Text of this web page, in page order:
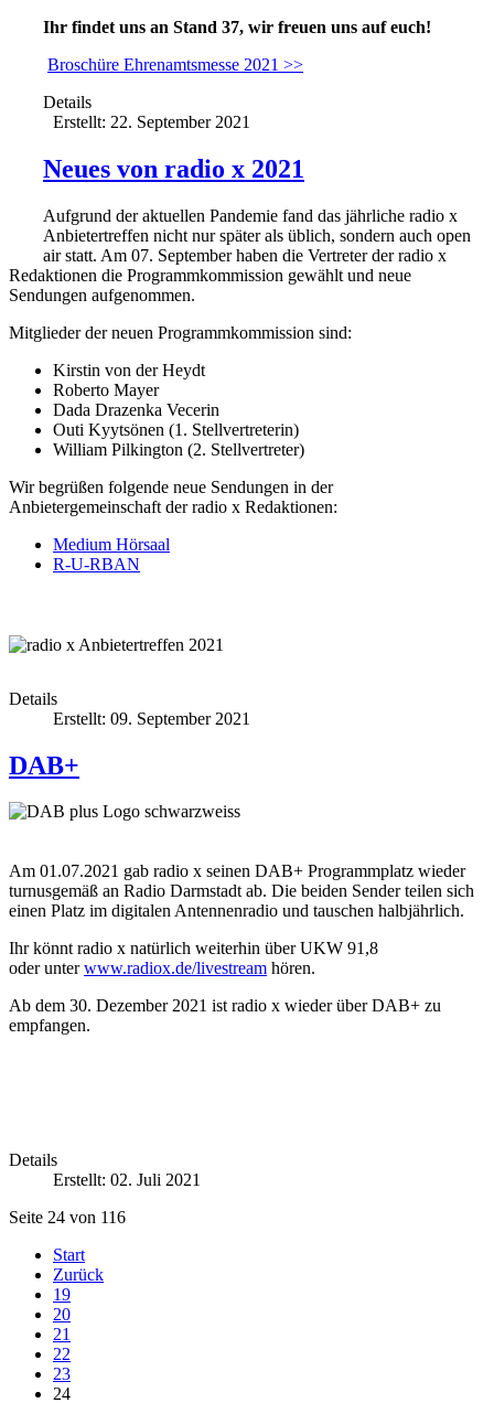
Ihr findet uns an Stand 37, wir freuen uns auf euch!
Broschüre Ehrenamtsmesse 2021 >>
Details
Erstellt: 22. September 2021
Neues von radio x 2021
Aufgrund der aktuellen Pandemie fand das jährliche radio x
Anbietertreffen nicht nur später als üblich, sondern auch open
air statt. Am 07. September haben die Vertreter der radio x
Redaktionen die Programmkommission gewählt und neue
Sendungen aufgenommen.
Mitglieder der neuen Programmkommission sind:
Kirstin von der Heydt
Roberto Mayer
Dada Drazenka Vecerin
Outi Kyytsönen (1. Stellvertreterin)
William Pilkington (2. Stellvertreter)
Wir begrüßen folgende neue Sendungen in der
Anbietergemeinschaft der radio x Redaktionen:
Medium Hörsaal
R-U-RBAN
Details
Erstellt: 09. September 2021
DAB+
Am 01.07.2021 gab radio x seinen DAB+ Programmplatz wieder
turnusgemäß an Radio Darmstadt ab. Die beiden Sender teilen sich
einen Platz im digitalen Antennenradio und tauschen halbjährlich.
Ihr könnt radio x natürlich weiterhin über UKW 91,8
oder unterwww.radiox.de/livestream hören.
Ab dem 30. Dezember 2021 ist radio x wieder über DAB+ zu
empfangen.
Details
Erstellt: 02. Juli 2021
Seite 24 von 116
Start
Zurück
19
20
21
22
23
24